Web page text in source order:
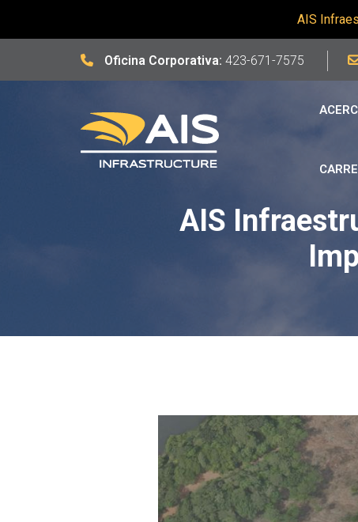
AIS
Oficina Corporativa: 423-671-7575
AIS